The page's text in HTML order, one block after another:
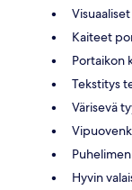
Kaiteet
Portaikon
Tekstitys
Värisevä
Hyvin